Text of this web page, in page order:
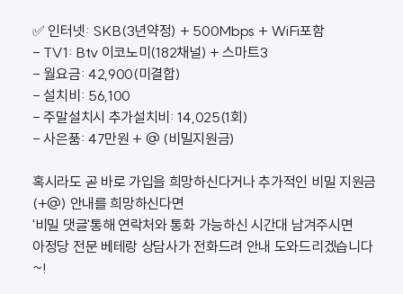
✅ 인터넷: SKB(3년약정) + 500Mbps + WiFi포함
- TV1: Btv 이코노미(182채널) + 스마트3
- 월요금: 42,900(미결합)
- 설치비: 56,100
- 주말설치시 추가설치비: 14,025(1회)
- 사은품: 47만원 + @ (비밀지원금)
혹시라도 곧 바로 가입을 희망하신다거나 추가적인 비밀 지원금
(+@) 안내를 희망하신다면
'비밀 댓글'통해 연락처와 통화 가능하신 시간대 남겨주시면
아정당 전문 베테랑 상담사가 전화드려 안내 도와드리겠습니다
~!